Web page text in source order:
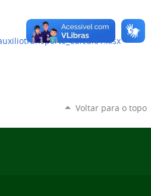
—
Voltar para o topo